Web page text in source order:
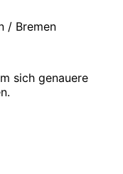
/ Bremen
sich genauere